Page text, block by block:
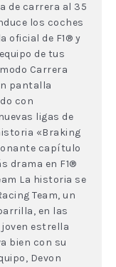
de carrera al 35
los coches
oficial de F1® y
de tus
Carrera
pantalla
con
ligas de
«Braking
capítulo
drama en F1®
La historia se
Team, un
en las
joven estrella
bien con su
Devon